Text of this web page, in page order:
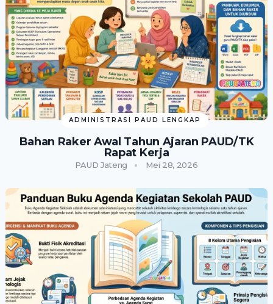
ADMINISTRASI PAUD LENGKAP
Bahan Raker Awal Tahun Ajaran PAUD/TK
Rapat Kerja
PAUD Jateng Mei 28, 2026